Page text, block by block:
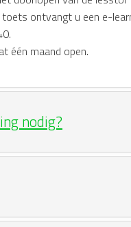
toets ontvangt u een e-
één maand open.
nodig?